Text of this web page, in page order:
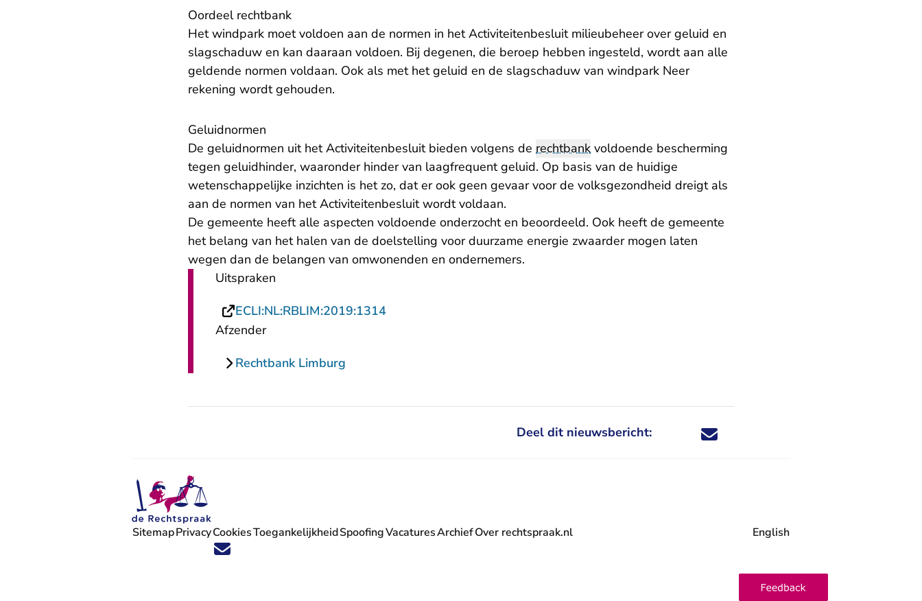
Oordeel rechtbank
Het windpark moet voldoen aan de normen in het Activiteitenbesluit milieubeheer over geluid en
slagschaduw en kan daaraan voldoen. Bij degenen, die beroep hebben ingesteld, wordt aan alle
geldende normen voldaan. Ook als met het geluid en de slagschaduw van windpark Neer
rekening wordt gehouden.
Geluidnormen
De geluidnormen uit het Activiteitenbesluit bieden volgens de rechtbank voldoende bescherming
tegen geluidhinder, waaronder hinder van laagfrequent geluid. Op basis van de huidige
wetenschappelijke inzichten is het zo, dat er ook geen gevaar voor de volksgezondheid dreigt als
aan de normen van het Activiteitenbesluit wordt voldaan.
De gemeente heeft alle aspecten voldoende onderzocht en beoordeeld. Ook heeft de gemeente
het belang van het halen van de doelstelling voor duurzame energie zwaarder mogen laten
wegen dan de belangen van omwonenden en ondernemers.
Uitspraken
ECLI:NL:RBLIM:2019:1314- U verlaat Rechtspraak.nl
Afzender
Rechtbank Limburg
Deel dit nieuwsbericht: Deel dit nieuwsbericht via X - U verlaat
Deel dit nieuwsbericht via Facebook - U
Deel dit nieuwsbericht via e-mail
Deel dit nieuwsbericht via LinkedIn - U
Volg ons op X (Twitter) - U verlaat Rechtspraak.nl
Volg ons op Facebook - U verlaat Rechtspraak.nl
Volg ons op Instagram - U verlaat Rechtspraak.nl
Volg ons op Youtube - U verlaat Rechtspraak.nl
Volg ons op LinkedIn - U verlaat Rechtspraak.nl
'Blijf op de hoogte' nieuwsbrief - U verlaat Rechtspraak.nl
SitemapPrivacyCookiesToegankelijkheidSpoofingVacatures
- U verlaat Rechtspraak.nl
ArchiefOver rechtspraak.nl English